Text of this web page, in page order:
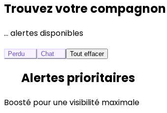
Trouvez votre compagnon
… alertes disponibles
Perdu Chat Tout effacer
Alertes prioritaires
Boosté pour une visibilité maximale